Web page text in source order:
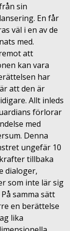
sin
En får
väl i en av de
med.
att
kan vara
har
att den är
Allt inleds
förlorar
med
Denna
ungefär 10
tillbaka
dialoger,
som inte lär sig
samma sätt
en berättelse
lika